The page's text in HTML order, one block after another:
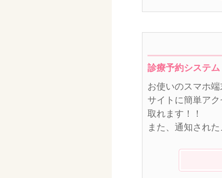
診療予約システ
お使いのスマホ
サイトに簡単ア
取れます！！
また、通知され